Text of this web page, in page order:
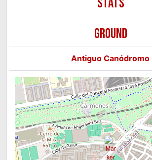
GROUND
Antiguo Canódromo